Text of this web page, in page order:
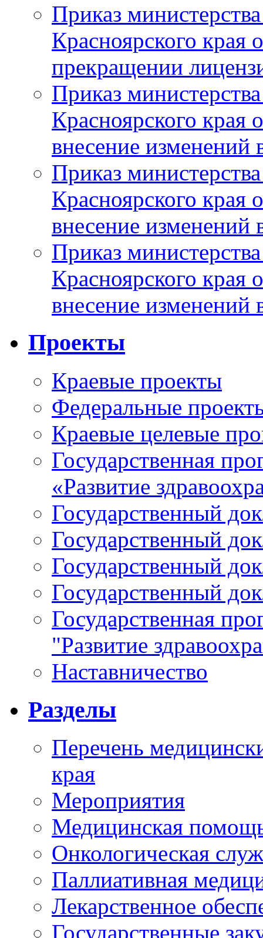
Приказ
Красноярского
прекращении
Приказ
Красноярского
внесение изменений
Приказ
Красноярского
внесение изменений
Приказ
Красноярского
внесение изменений
Проекты
Краевые проекты
Федеральные
Краевые целевые
Государственная
«Развитие
Государственный
Государственный
Государственный
Государственный
Государственная
"Развитие
Наставничество
Разделы
Перечень
края
Мероприятия
Медицинская
Онкологическая
Паллиативная
Лекарственное
Государственные